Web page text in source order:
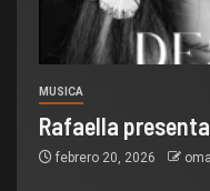
MUSICA
Rafaella
febrero 20, 2026